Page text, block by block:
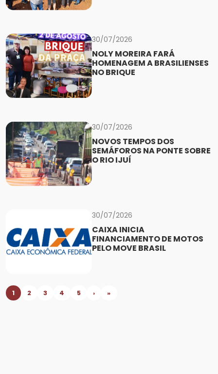
30/07/2026
NOLY MOREIRA FARÁ
HOMENAGEM A BRASILIENSES
NO BRIQUE
30/07/2026
NOVOS TEMPOS DOS
SEMÁFOROS NA PONTE SOBRE
O RIO IJUÍ
30/07/2026
CAIXA INICIA
FINANCIAMENTO DE MOTOS
PELO MOVE BRASIL
1 2 3 4 5 › »